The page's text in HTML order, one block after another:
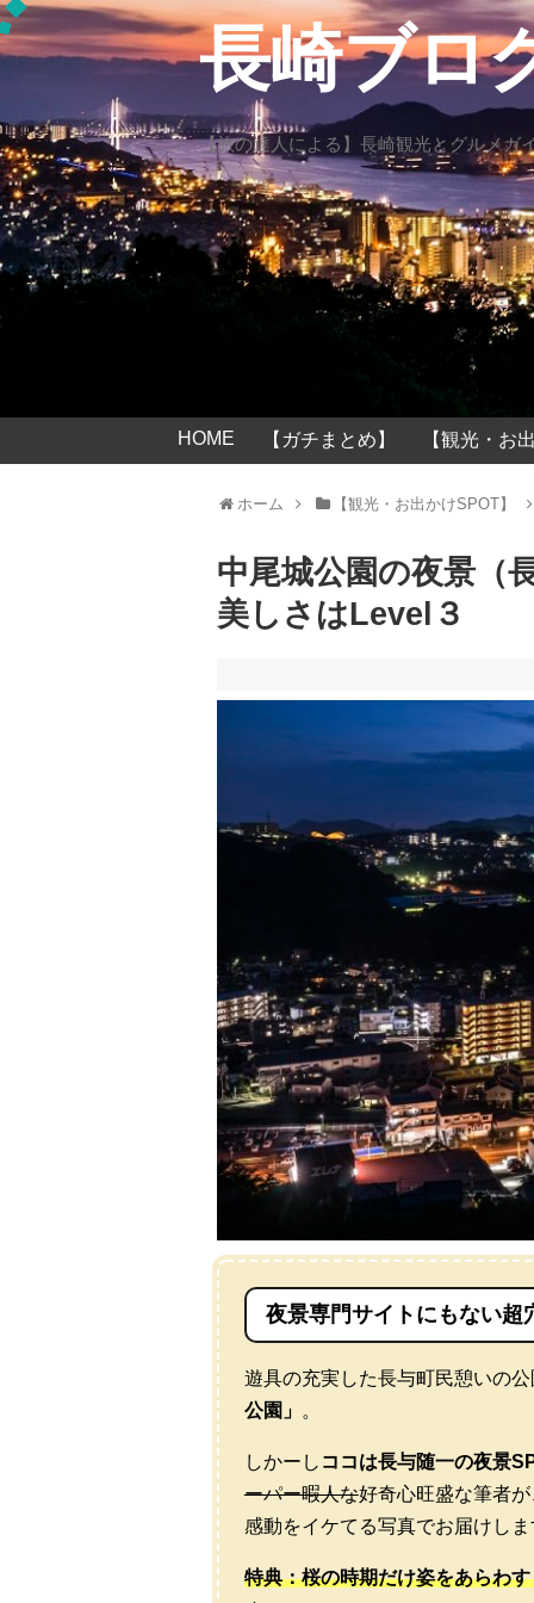
長崎ブロ
【旅の達人による】長崎観光とグルメガ
HOME 【ガチまとめ】 【観光・お
ホーム 【観光・お出かけSPOT】
中尾城公園の夜景（
美しさはLevel３
夜景専門サイトにもない超
遊具の充実した長与町民憩いの
公園」 。
しかーし ココは長与随一の夜景
ーパー暇人な好奇心旺盛な筆者
感動をイケてる写真でお届けし
特典：桜の時期だけ姿をあらわ